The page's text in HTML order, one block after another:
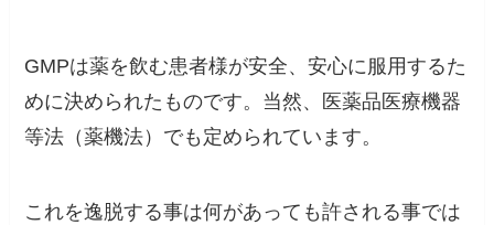
GMPは薬を飲む患者様が安全、安心に服用するた
めに決められたものです。当然、医薬品医療機器
等法（薬機法）でも定められています。
これを逸脱する事は何があっても許される事では